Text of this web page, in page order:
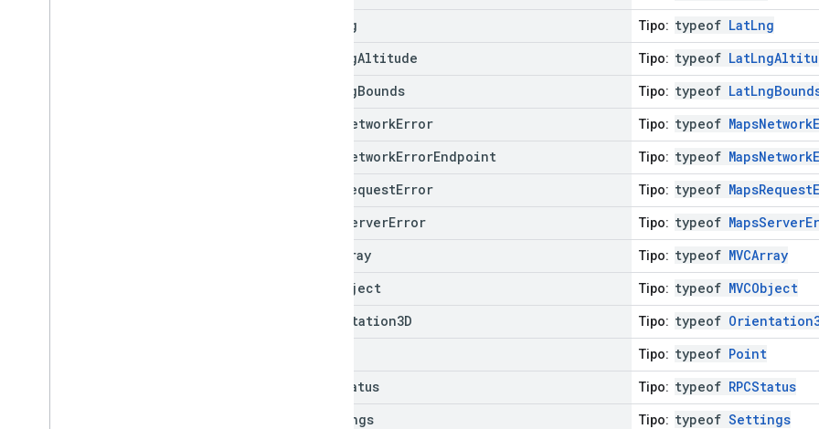
Lng Tipo: typeof LatLng
LngAltitude Tipo: typeof
LngBounds Tipo: typeof
NetworkError Tipo: typeof
NetworkErrorEndpoint Tipo: typeof
RequestError Tipo: typeof
ServerError Tipo: typeof
MVCArray
Tipo: typeof MVCArray
MVCObject
Tipo: typeof MVCObject
Orientation3D
Tipo: typeof
Tipo: typeof Point
RPCStatus
Tipo: typeof RPCStatus
Settings
Tipo: typeof Settings